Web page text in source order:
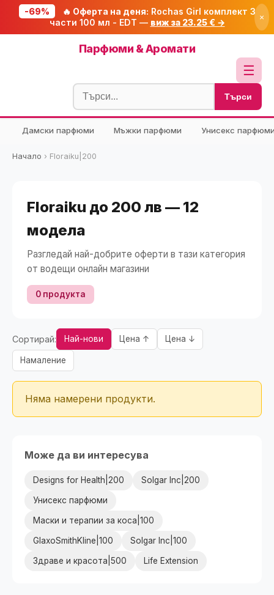
-69% 🔥 Оферта на деня: Rochas Girl комплект 3
части 100 мл - EDT — виж за 23.25 € → ×
Парфюми & Аромати
☰
Блог
🧮 Калкулатори
🔍 Намери продукт
Търси
Дамски парфюми Мъжки парфюми Унисекс
Начало › Floraiku|200
Floraiku до 200 лв — 12
модела
Разгледай най-добрите оферти в тази категория
от водещи онлайн магазини
0 продукта
Сортирай: Най-нови Цена ↑ Цена ↓
Намаление
Няма намерени продукти.
Може да ви интересува
Designs for Health|200 Solgar Inc|200
Унисекс парфюми
Маски и терапии за коса|100
GlaxoSmithKline|100 Solgar Inc|100
Здраве и красота|500 Life Extension